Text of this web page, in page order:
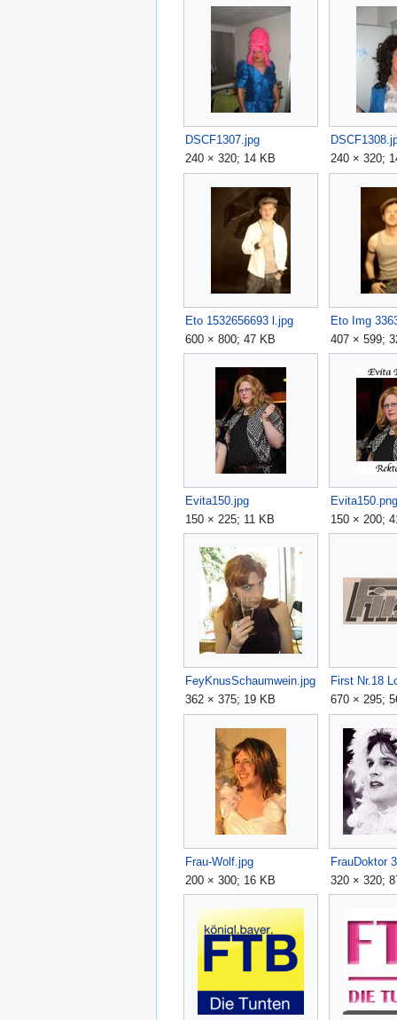
DSCF1307.jpg
240 × 320; 14 KB
240 × 320;
Eto 1532656693 l.jpg
600 × 800; 47 KB
Eto Img
407 × 599;
Evita150.jpg
150 × 225; 11 KB
Evita150.png
150 × 200;
FeyKnusSchaumwein.jpg
362 × 375; 19 KB
First Nr.18
670 × 295;
Frau-Wolf.jpg
200 × 300; 16 KB
FrauDoktor
320 × 320;